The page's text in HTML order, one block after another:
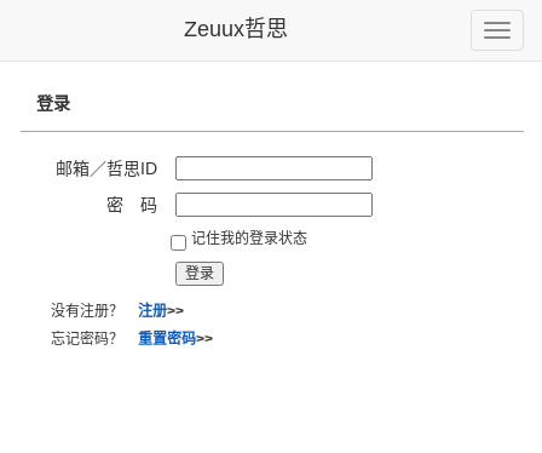
Toggle
Zeuux哲思
登录
邮箱／哲思ID
密 码
记住我的登录状态
没有注册？ 注册>>
忘记密码？ 重置密码>>